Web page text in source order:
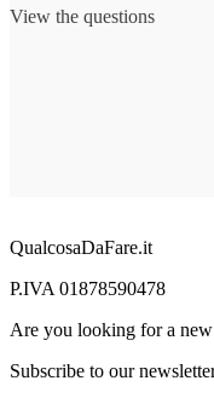
View the questions
QualcosaDaFare.it
P.IVA 01878590478
Are you looking for a
Subscribe to our